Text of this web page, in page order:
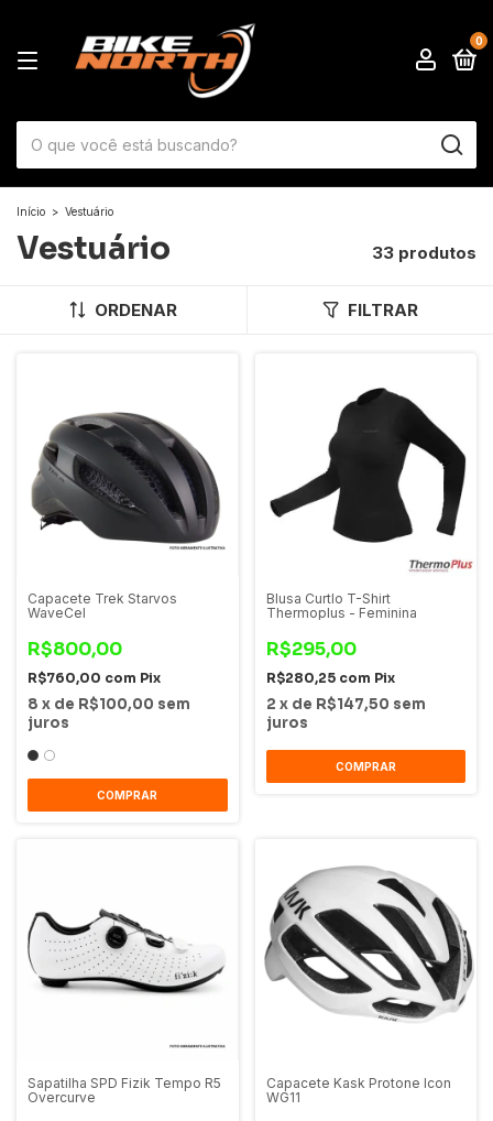
0
Início > Vestuário
Vestuário 33 produtos
ORDENAR FILTRAR
Capacete Trek Starvos
WaveCel
R$800,00
R$760,00 com Pix
8 x de R$100,00 sem
juros
COMPRAR
Blusa Curtlo T-Shirt
Thermoplus - Feminina
R$295,00
R$280,25 com Pix
2 x de R$147,50 sem
juros
COMPRAR
Sapatilha SPD Fizik Tempo R5
Overcurve
Capacete Kask Protone Icon
WG11